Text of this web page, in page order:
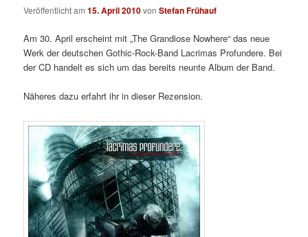
Veröffentlicht am15. April 2010vonStefan Frühauf
Am 30. April erscheint mit „The Grandiose Nowhere“ das neue
Werk der deutschen Gothic-Rock-Band Lacrimas Profundere. Bei
der CD handelt es sich um das bereits neunte Album der Band.
Näheres dazu erfahrt ihr in dieser Rezension.